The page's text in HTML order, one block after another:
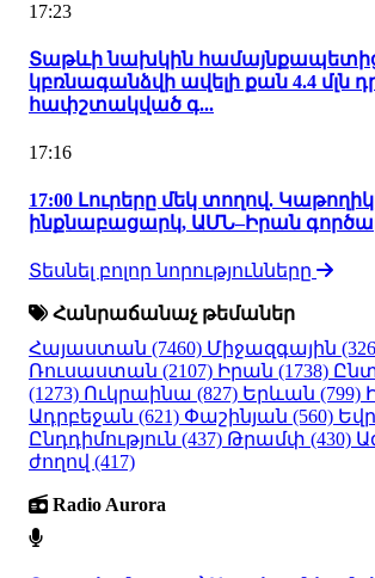
17:23
Տաթևի նախկին
կբռնագանձվի ավելի քան 4.4 մլն
հափշտակված գ...
17:16
17:00 Լուրերը մեկ տողով.
ինքնաբացարկ, ԱՄՆ–Իրան
Տեսնել բոլոր նորությունները
Հանրաճանաչ թեմաներ
Հայաստան (7460) Միջազգային
Ռուսաստան (2107) Իրան (1738)
(1273) Ուկրաինա (827) Երևան (799)
Ադրբեջան (621) Փաշինյան (560)
Ընդդիմություն (437) Թրամփ (430)
ժողով (417)
Radio Aurora